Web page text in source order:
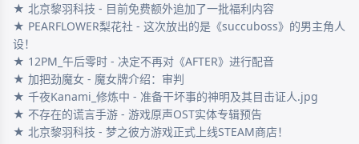
★ 北京黎羽科技 - 目前免费额外追加了一批福利内容
★ PEARFLOWER梨花社 - 这次放出的是《succuboss》的男主角人
设！
★ 12PM_午后零时 - 决定不再对《AFTER》进行配音
★ 加把劲魔女 - 魔女牌介绍：审判
★ 千夜Kanami_修炼中 - 准备干坏事的神明及其目击证人.jpg
★ 不存在的谎言手游 - 游戏原声OST实体专辑预告